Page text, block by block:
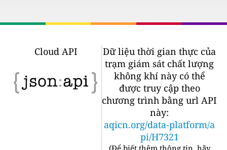
Cloud API
Dữ liệu thời gian thực của
trạm giám sát chất lượng
không khí này có thể
được truy cập theo
chương trình bằng url API
này:
aqicn.org/data-platform/a
pi/H7321
(Để biết thêm thông tin, hãy